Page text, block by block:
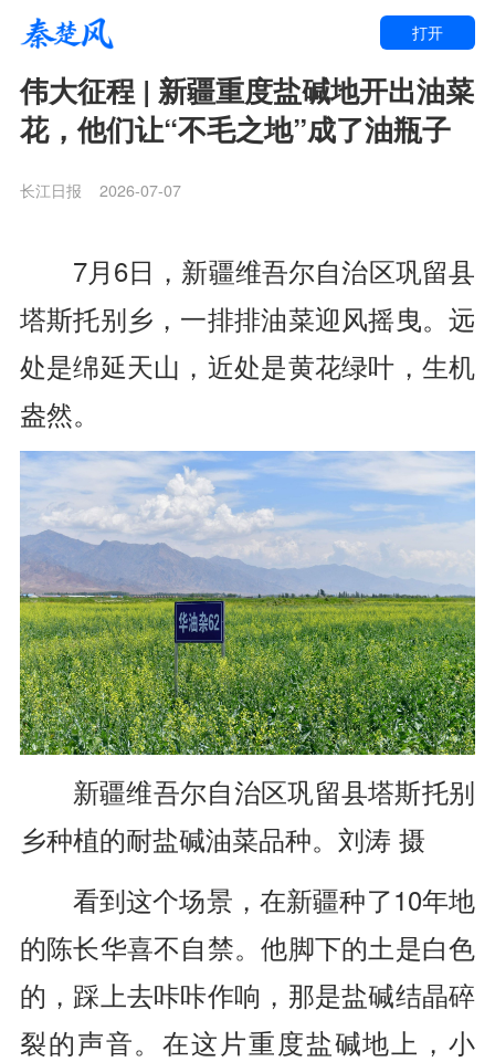
打开
伟大征程 | 新疆重度盐碱地开出油菜
花，他们让“不毛之地”成了油瓶子
长江日报 2026-07-07
7月6日，新疆维吾尔自治区巩留县
塔斯托别乡，一排排油菜迎风摇曳。远
处是绵延天山，近处是黄花绿叶，生机
盎然。
新疆维吾尔自治区巩留县塔斯托别
乡种植的耐盐碱油菜品种。刘涛 摄
看到这个场景，在新疆种了10年地
的陈长华喜不自禁。他脚下的土是白色
的，踩上去咔咔作响，那是盐碱结晶碎
裂的声音。在这片重度盐碱地上，小